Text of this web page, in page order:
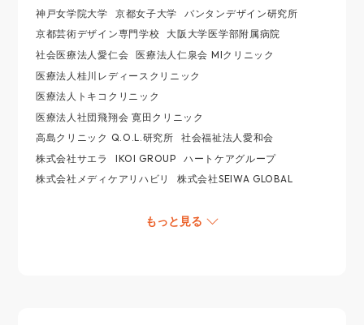
神戸女学院大学
京都女子大学
バンタンデザイン研究所
京都芸術デザイン専門学校
大阪大学医学部附属病院
社会医療法人愛仁会
医療法人仁泉会 MIクリニック
医療法人桂川レディースクリニック
医療法人トキコクリニック
医療法人社団飛翔会 寛田クリニック
高島クリニック Q.O.L.研究所
社会福祉法人愛和会
株式会社サエラ
IKOI GROUP
ハートケアグループ
株式会社メディケアリハビリ
株式会社SEIWA GLOBAL
もっと見る